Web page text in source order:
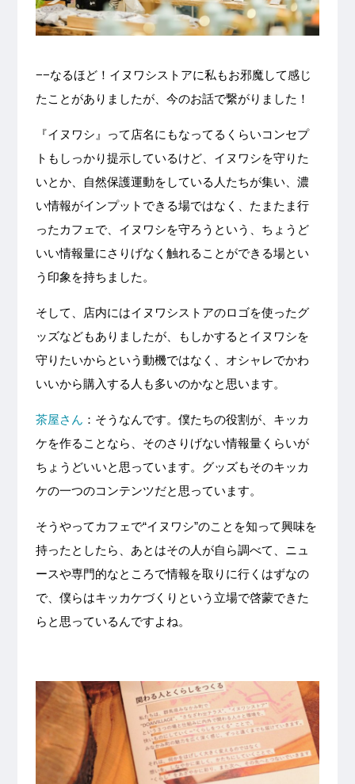
−−なるほど！イヌワシストアに私もお邪魔して感じ
たことがありましたが、今のお話で繋がりました！
『イヌワシ』って店名にもなってるくらいコンセプ
トもしっかり提示しているけど、イヌワシを守りた
いとか、自然保護運動をしている人たちが集い、濃
い情報がインプットできる場ではなく、たまたま行
ったカフェで、イヌワシを守ろうという、ちょうど
いい情報量にさりげなく触れることができる場とい
う印象を持ちました。
そして、店内にはイヌワシストアのロゴを使ったグ
ッズなどもありましたが、もしかするとイヌワシを
守りたいからという動機ではなく、オシャレでかわ
いいから購入する人も多いのかなと思います。
茶屋さん ：そうなんです。僕たちの役割が、キッカ
ケを作ることなら、そのさりげない情報量くらいが
ちょうどいいと思っています。グッズもそのキッカ
ケの一つのコンテンツだと思っています。
そうやってカフェで“イヌワシ”のことを知って興味を
持ったとしたら、あとはその人が自ら調べて、ニュ
ースや専門的なところで情報を取りに行くはずなの
で、僕らはキッカケづくりという立場で啓蒙できた
らと思っているんですよね。